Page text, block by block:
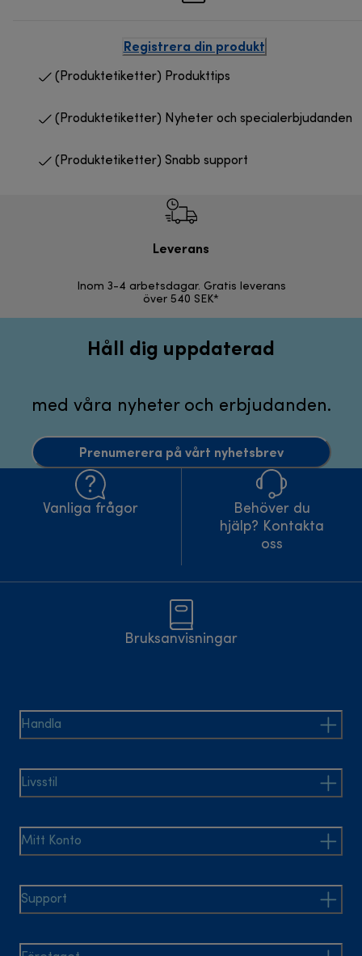
Registrera din produkt
(Produktetiketter) Produkttips
(Produktetiketter) Nyheter och specialerbjudanden
(Produktetiketter) Snabb support
Leverans
Inom 3-4 arbetsdagar. Gratis leverans
över 540 SEK*
Håll dig uppdaterad
med våra nyheter och erbjudanden.
Prenumerera på vårt nyhetsbrev
Vanliga frågor
Behöver du
hjälp? Kontakta
oss
Bruksanvisningar
Handla
Livsstil
Mitt Konto
Support